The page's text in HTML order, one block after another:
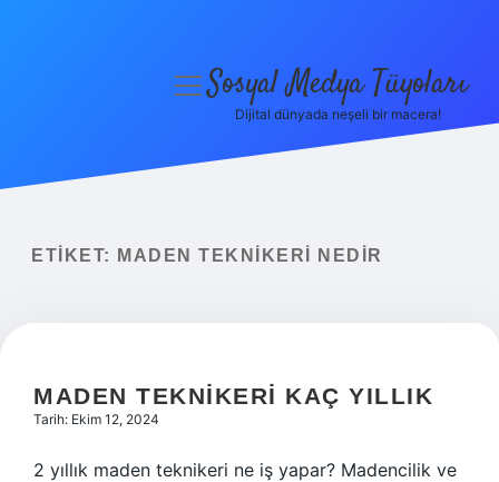
Yasal Uyarı
menüyüSosyal Medya Tüyoları
Dijital dünyada neşeli bir macera!
ETIKET: MADEN TEKNIKERI NEDIR
MADEN TEKNIKERI KAÇ YILLIK
Tarih: Ekim 12, 2024
2 yıllık maden teknikeri ne iş yapar? Madencilik ve